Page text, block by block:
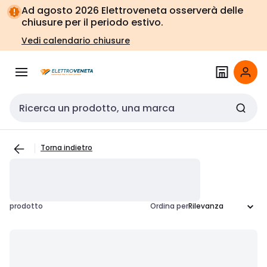
Vai alla
navigazione
Vai
alla
pagina
Ad agosto 2026 Elettroveneta osserverà delle
chiusure per il periodo estivo.
Vedi calendario chiusure
Cerca input
Torna indietro
prodotto Ordina per